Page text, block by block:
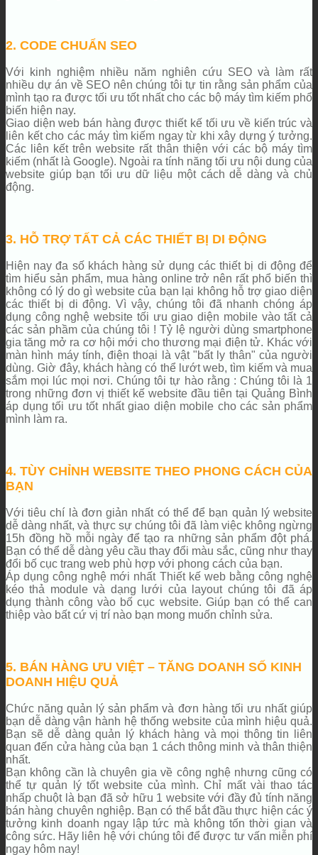
2. CODE CHUẨN SEO
Với kinh nghiệm nhiều năm nghiên cứu SEO và làm rất
nhiều dự án về SEO nên chúng tôi tự tin rằng sản phẩm của
mình tạo ra được tối ưu tốt nhất cho các bộ máy tìm kiếm phổ
biến hiện nay.
Giao diện web bán hàng được thiết kế tối ưu về kiến trúc và
liên kết cho các máy tìm kiếm ngay từ khi xây dựng ý tưởng.
Các liên kết trên website rất thân thiện với các bộ máy tìm
kiếm (nhất là Google). Ngoài ra tính năng tối ưu nội dung của
website giúp bạn tối ưu dữ liệu một cách dễ dàng và chủ
động.
3. HỖ TRỢ TẤT CẢ CÁC THIẾT BỊ DI ĐỘNG
Hiện nay đa số khách hàng sử dụng các thiết bị di động để
tìm hiểu sản phẩm, mua hàng online trở nên rất phổ biến thì
không có lý do gì website của bạn lại không hỗ trợ giao diện
các thiết bị di động. Vì vậy, chúng tôi đã nhanh chóng áp
dụng công nghệ website tối ưu giao diện mobile vào tất cả
các sản phầm của chúng tôi ! Tỷ lệ người dùng smartphone
gia tăng mở ra cơ hội mới cho thương mại điện tử. Khác với
màn hình máy tính, điện thoại là vật "bất ly thân" của người
dùng. Giờ đây, khách hàng có thể lướt web, tìm kiếm và mua
sắm mọi lúc mọi nơi. Chúng tôi tự hào rằng : Chúng tôi là 1
trong những đơn vị thiết kế website đầu tiên tại Quảng Bình
áp dụng tối ưu tốt nhất giao diện mobile cho các sản phẩm
mình làm ra.
4. TÙY CHỈNH WEBSITE THEO PHONG CÁCH CỦA
BẠN
Với tiêu chí là đơn giản nhất có thể để bạn quản lý website
dễ dàng nhất, và thực sự chúng tôi đã làm việc không ngừng
15h đồng hồ mỗi ngày để tạo ra những sản phẩm đột phá.
Bạn có thể dễ dàng yêu cầu thay đổi màu sắc, cũng như thay
đổi bố cục trang web phù hợp với phong cách của bạn.
Áp dụng công nghệ mới nhất Thiết kế web bằng công nghệ
kéo thả module và dạng lưới của layout chúng tôi đã áp
dụng thành công vào bố cục website. Giúp bạn có thể can
thiệp vào bất cứ vị trí nào bạn mong muốn chỉnh sửa.
5. BÁN HÀNG ƯU VIỆT – TĂNG DOANH SỐ KINH
DOANH HIỆU QUẢ
Chức năng quản lý sản phẩm và đơn hàng tối ưu nhất giúp
bạn dễ dàng vận hành hệ thống website của mình hiệu quả.
Bạn sẽ dễ dàng quản lý khách hàng và mọi thông tin liên
quan đến cửa hàng của bạn 1 cách thông minh và thân thiện
nhất.
Bạn không cần là chuyên gia về công nghệ nhưng cũng có
thể tự quản lý tốt website của mình. Chỉ mất vài thao tác
nhấp chuột là bạn đã sở hữu 1 website với đầy đủ tính năng
bán hàng chuyên nghiệp. Bạn có thể bắt đầu thực hiện các ý
tưởng kinh doanh ngay lập tức mà không tốn thời gian và
công sức. Hãy liên hệ với chúng tôi để được tư vấn miễn phí
ngay hôm nay!